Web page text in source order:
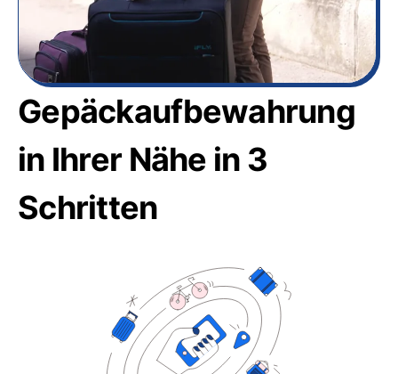
Gepäckaufbewahrung
in Ihrer Nähe in 3
Schritten